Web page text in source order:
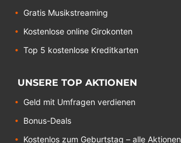
Gratis Musikstreaming
Kostenlose online Girokonten
Top 5 kostenlose Kreditkarten
UNSERE TOP AKTIONEN
Geld mit Umfragen verdienen
Bonus-Deals
Kostenlos zum Geburtstag – alle Aktionen